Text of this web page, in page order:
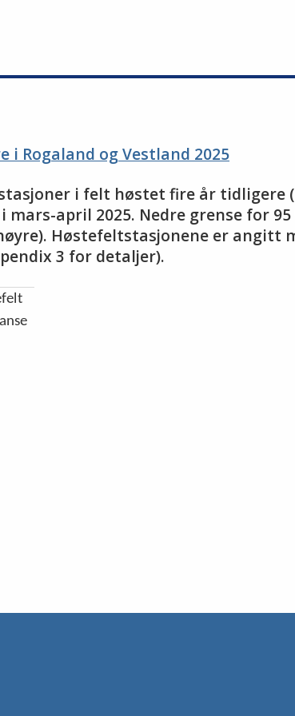
Rogaland og Vestland 2025
i felt høstet fire år tidligere
april 2025. Nedre grense for
Høstefeltstasjonene er angitt
3 for detaljer).